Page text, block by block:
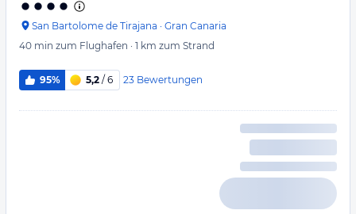
San Bartolome de Tirajana · Gran Canaria
40 min zum Flughafen · 1 km zum Strand
95% 5,2 / 6 23 Bewertungen